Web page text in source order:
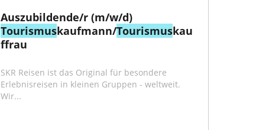
Auszubildende/r (m/w/d)
Tourismuskaufmann/Tourismuskau
ffrau
SKR Reisen ist das Original für besondere
Erlebnisreisen in kleinen Gruppen - weltweit.
Wir...